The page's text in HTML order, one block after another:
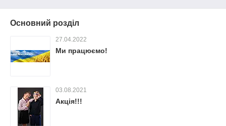
Основний розділ
27.04.2022
Ми працюємо!
03.08.2021
Акція!!!